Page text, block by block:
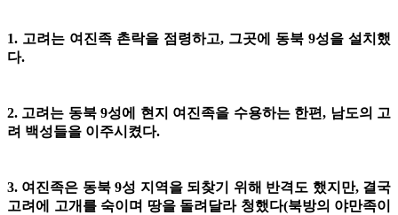
1. 고려는 여진족 촌락을 점령하고, 그곳에 동북 9성을 설치했
다.
2. 고려는 동북 9성에 현지 여진족을 수용하는 한편, 남도의 고
려 백성들을 이주시켰다.
3. 여진족은 동북 9성 지역을 되찾기 위해 반격도 했지만, 결국
고려에 고개를 숙이며 땅을 돌려달라 청했다(북방의 야만족이